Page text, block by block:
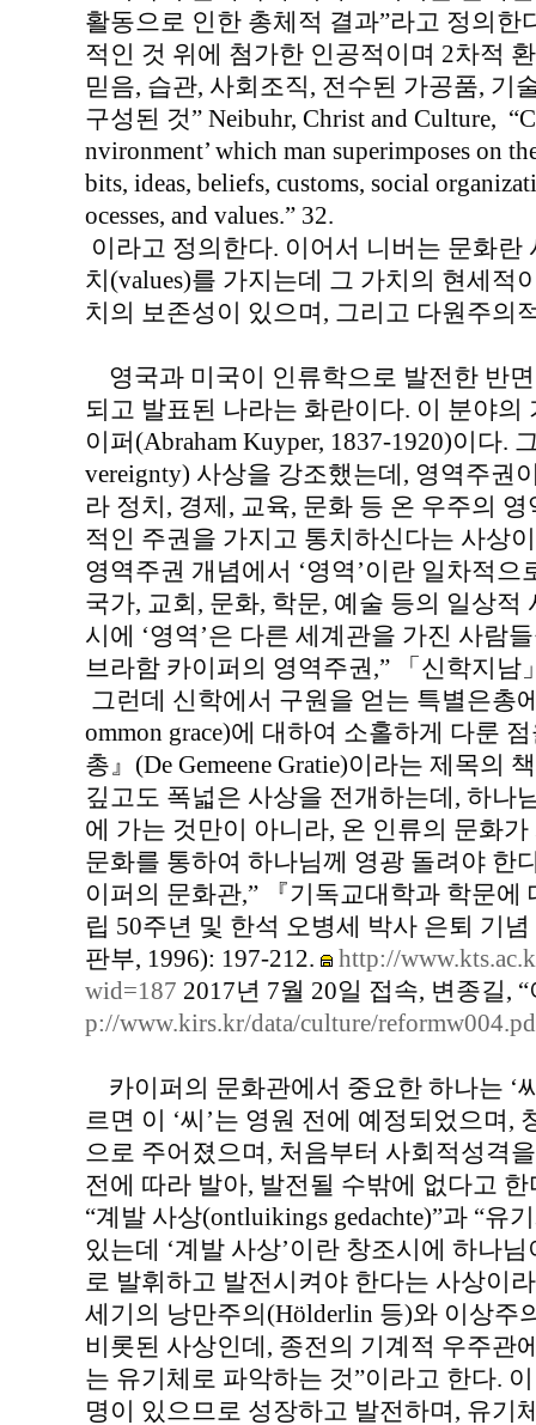
활동으로 인한 총체적 결과”라고 정의한
적인 것 위에 첨가한 인공적이며 2차적
믿음, 습관, 사회조직, 전수된 가공품, 기
구성된 것” Neibuhr, Christ and Culture,
nvironment’ which man superimposes on
bits, ideas, beliefs, customs, social
ocesses, and values.” 32.
이라고 정의한다. 이어서 니버는 문화란
치(values)를 가지는데 그 가치의 현세적
치의 보존성이 있으며, 그리고 다원주의
영국과 미국이 인류학으로 발전한 반
되고 발표된 나라는 화란이다. 이 분야
이퍼(Abraham Kuyper, 1837-1920)이다.
vereignty) 사상을 강조했는데, 영역주권
라 정치, 경제, 교육, 문화 등 온 우주의
적인 주권을 가지고 통치하신다는 사상
영역주권 개념에서 ‘영역’이란 일차적
국가, 교회, 문화, 학문, 예술 등의 일상
시에 ‘영역’은 다른 세계관을 가진 사람
브라함 카이퍼의 영역주권,” 「신학지남
그런데 신학에서 구원을 얻는 특별은총
ommon grace)에 대하여 소홀하게 다룬
총』(De Gemeene Gratie)이라는 제목의
깊고도 폭넓은 사상을 전개하는데, 하나
에 가는 것만이 아니라, 온 인류의 문화
문화를 통하여 하나님께 영광 돌려야 한
이퍼의 문화관,” 『기독교대학과 학문
립 50주년 및 한석 오병세 박사 은퇴 기
판부, 1996): 197-212.
http://
wid=187 2017년 7월 20일 접속, 변종길,
p://www.kirs.kr/data/culture/
카이퍼의 문화관에서 중요한 하나는 ‘
르면 이 ‘씨’는 영원 전에 예정되었으며,
으로 주어졌으며, 처음부터 사회적성격
전에 따라 발아, 발전될 수밖에 없다고
“계발 사상(ontluikings gedachte)”과 “유
있는데 ‘계발 사상’이란 창조시에 하나
로 발휘하고 발전시켜야 한다는 사상이
세기의 낭만주의(Hölderlin 등)와 이상주
비롯된 사상인데, 종전의 기계적 우주관
는 유기체로 파악하는 것”이라고 한다.
명이 있으므로 성장하고 발전하며, 유기